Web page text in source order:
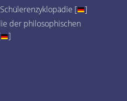
[
]
der philosophischen
]